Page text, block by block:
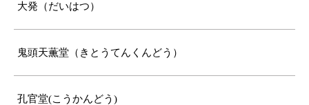
大発（だいはつ）
鬼頭天薫堂（きとうてんくんどう）
孔官堂(こうかんどう)